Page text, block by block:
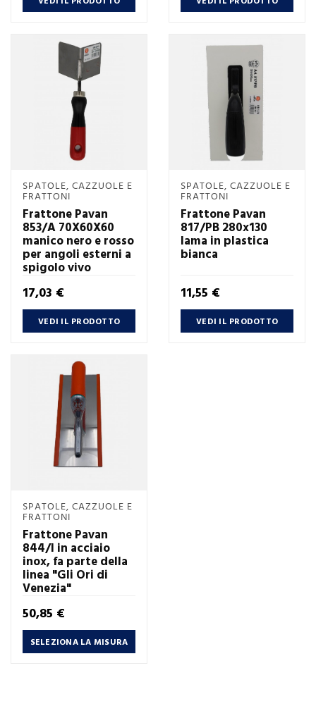
SPATOLE, CAZZUOLE E
FRATTONI
Frattone Pavan
853/A 70X60X60
manico nero e rosso
per angoli esterni a
spigolo vivo
Prezzo
17,03 €
VEDI IL PRODOTTO
SPATOLE, CAZZUOLE E
FRATTONI
Frattone Pavan
817/PB 280x130
lama in plastica
bianca
Prezzo
11,55 €
VEDI IL PRODOTTO
SPATOLE, CAZZUOLE E
FRATTONI
Frattone Pavan
844/I in acciaio
inox, fa parte della
linea "Gli Ori di
Venezia"
Prezzo
50,85 €
SELEZIONA LA MISURA